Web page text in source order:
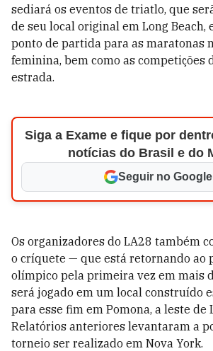
sediará os eventos de triatlo, que
de seu local original em Long Beach,
ponto de partida para as maratonas
feminina, bem como as competições
estrada.
Siga a Exame e fique por
notícias do Brasil e do
Seguir no Google
Os organizadores do LA28 também
o críquete — que está retornando ao
olímpico pela primeira vez em mais
será jogado em um local construído
para esse fim em Pomona, a leste de
Relatórios anteriores levantaram a
torneio ser realizado em Nova York.